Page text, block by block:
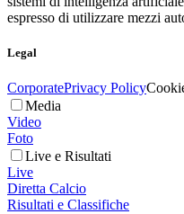
espresso di utilizzare mezzi
Legal
CorporatePrivacy Policy
Media
Video
Foto
Live e Risultati
Live
Diretta Calcio
Risultati e Classifiche